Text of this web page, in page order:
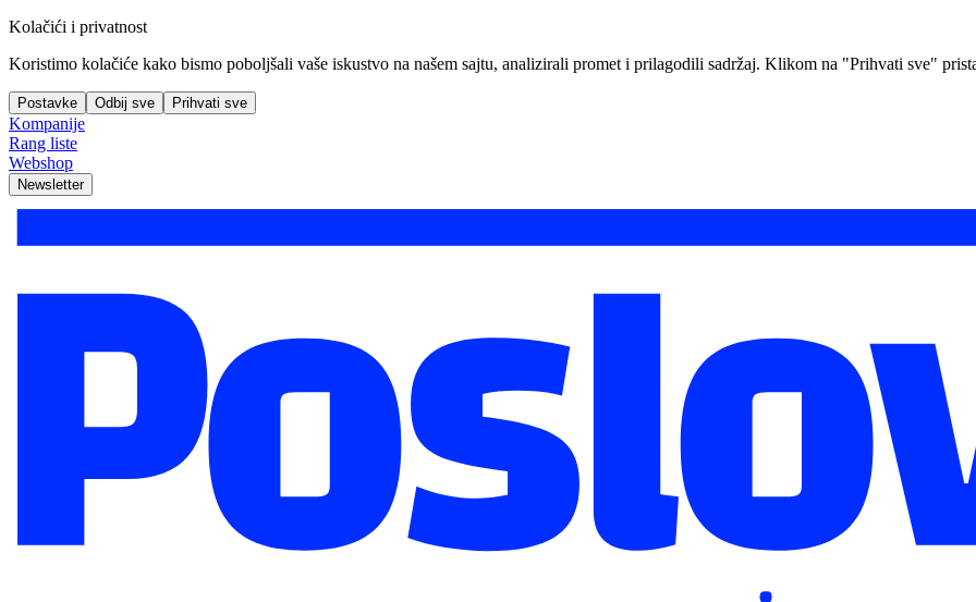
Kolačići i privatnost
Koristimo kolačiće kako bismo poboljšali vaše iskustvo na našem sajtu, analizirali promet i prilagodili sadržaj. Klikom na "Prihvati sve"
Postavke Odbij sve Prihvati sve
Kompanije
Rang liste
Webshop
Newsletter